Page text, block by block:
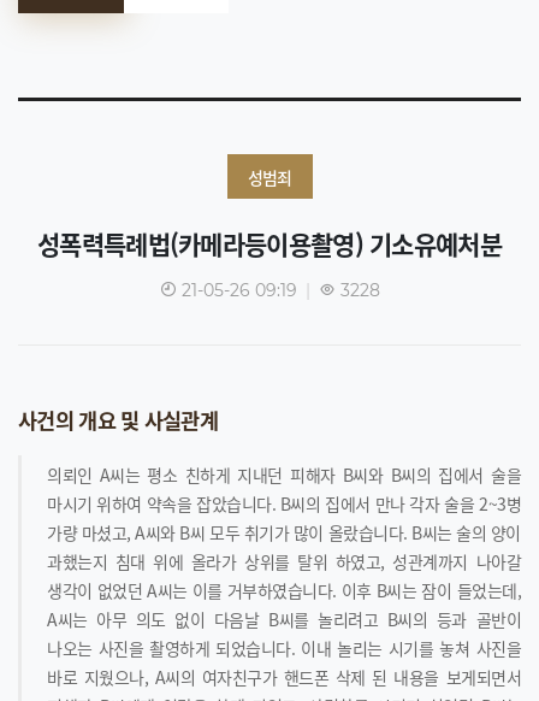
성범죄
성폭력특례법(카메라등이용촬영) 기소유예처분
21-05-26 09:19 | 3228
사건의 개요 및 사실관계
의뢰인 A씨는 평소 친하게 지내던 피해자 B씨와 B씨의 집에서 술을
마시기 위하여 약속을 잡았습니다. B씨의 집에서 만나 각자 술을 2~3병
가량 마셨고, A씨와 B씨 모두 취기가 많이 올랐습니다. B씨는 술의 양이
과했는지 침대 위에 올라가 상위를 탈위 하였고, 성관계까지 나아갈
생각이 없었던 A씨는 이를 거부하였습니다. 이후 B씨는 잠이 들었는데,
A씨는 아무 의도 없이 다음날 B씨를 놀리려고 B씨의 등과 골반이
나오는 사진을 촬영하게 되었습니다. 이내 놀리는 시기를 놓쳐 사진을
바로 지웠으나, A씨의 여자친구가 핸드폰 삭제 된 내용을 보게되면서